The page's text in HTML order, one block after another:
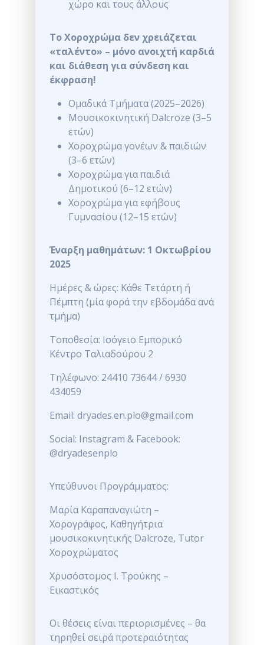
χώρο και τους άλλους
Το Χοροχρώμα δεν χρειάζεται
«ταλέντο» – μόνο ανοιχτή καρδιά
και διάθεση για σύνδεση και
έκφραση!
Ομαδικά Τμήματα (2025–2026)
Μουσικοκινητική Dalcroze (3–5
ετών)
Χοροχρώμα γονέων & παιδιών
(3–6 ετών)
Χοροχρώμα για παιδιά
Δημοτικού (6–12 ετών)
Χοροχρώμα για εφήβους
Γυμνασίου (12–15 ετών)
Έναρξη μαθημάτων: 1 Οκτωβρίου
2025
Ημέρες & ώρες: Κάθε Τετάρτη ή
Πέμπτη (μία φορά την εβδομάδα ανά
τμήμα)
Τοποθεσία: Ισόγειο Εμπορικό
Κέντρο Ταλιαδούρου 2
Τηλέφωνο: 24410 73644 / 6930
434059
Email: dryades.en.plo@gmail.com
Social: Instagram & Facebook:
@dryadesenplo
Υπεύθυνοι Προγράμματος:
Μαρία Καραπαναγιώτη –
Χορογράφος, Καθηγήτρια
μουσικοκινητικής Dalcroze, Tutor
Χοροχρώματος
Χρυσόστομος Ι. Τρούκης –
Εικαστικός
Οι θέσεις είναι περιορισμένες – θα
τηρηθεί σειρά προτεραιότητας